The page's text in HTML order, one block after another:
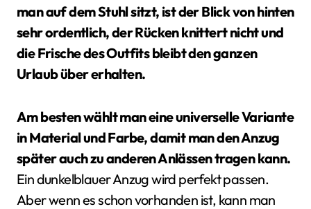
man auf dem Stuhl sitzt, ist der Blick von hinten
sehr ordentlich, der Rücken knittert nicht und
die Frische des Outfits bleibt den ganzen
Urlaub über erhalten.
Am besten wählt man eine universelle Variante
in Material und Farbe, damit man den Anzug
später auch zu anderen Anlässen tragen kann.
Ein dunkelblauer Anzug wird perfekt passen.
Aber wenn es schon vorhanden ist, kann man